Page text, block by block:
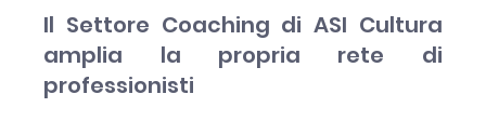
Il Settore Coaching di ASI Cultura
amplia la propria rete di
professionisti